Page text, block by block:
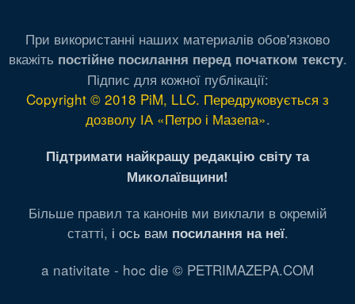
При використанні наших материалів обов'язково
вкажіть постійне посилання перед початком тексту.
Підпис для кожної публікації:
Copyright © 2018 PiM, LLC. Передруковується з
дозволу ІА «Петро і Мазепа».
Підтримати найкращу редакцію світу та
Миколаївщини!
Більше правил та канонів ми виклали в окремій
статті, і ось вам посилання на неї.
a nativitate - hoc die © PETRIMAZEPA.COM